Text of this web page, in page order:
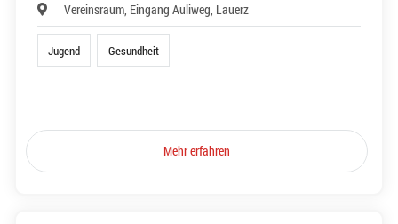
Vereinsraum, Eingang Auliweg, Lauerz
Jugend Gesundheit
Mehr erfahren